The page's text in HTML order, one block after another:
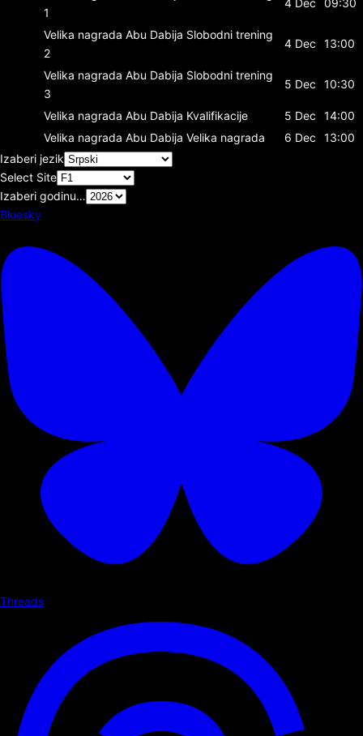
1
Velika nagrada Abu Dabija Slobodni trening
2
4 Dec 13:00
Velika nagrada Abu Dabija Slobodni trening
3
5 Dec 10:30
Velika nagrada Abu Dabija Kvalifikacije 5 Dec
14:00
Velika nagrada Abu Dabija Velika nagrada 6 Dec
13:00
Izaberi jezik
Select Site
Izaberi godinu…
Bluesky
Threads